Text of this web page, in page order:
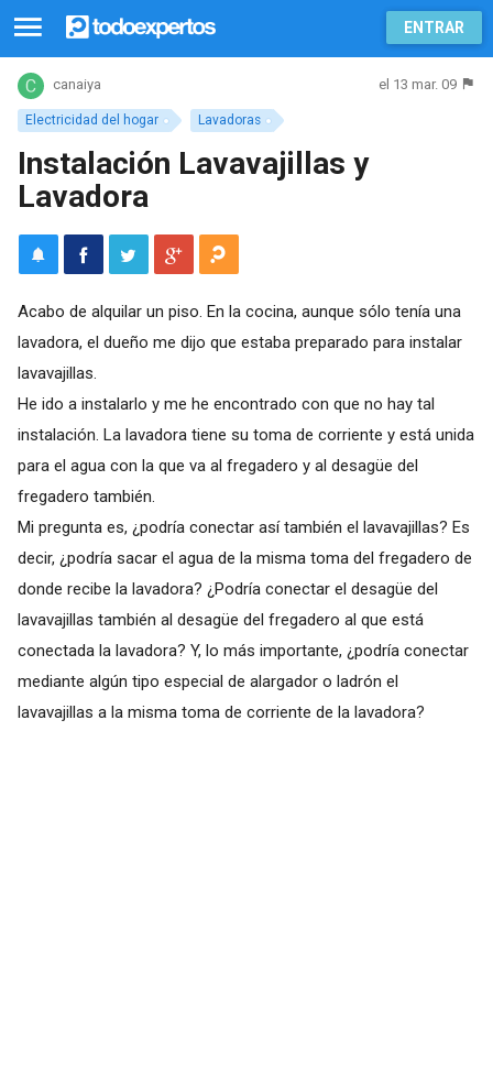
ENTRAR
Electricidad del hogar Lavadoras
canaiya el 13 mar. 09
Instalación Lavavajillas y
Lavadora
Acabo de alquilar un piso. En la cocina, aunque sólo tenía una
lavadora, el dueño me dijo que estaba preparado para instalar
lavavajillas.
He ido a instalarlo y me he encontrado con que no hay tal
instalación. La lavadora tiene su toma de corriente y está unida
para el agua con la que va al fregadero y al desagüe del
fregadero también.
Mi pregunta es, ¿podría conectar así también el lavavajillas? Es
decir, ¿podría sacar el agua de la misma toma del fregadero de
donde recibe la lavadora? ¿Podría conectar el desagüe del
lavavajillas también al desagüe del fregadero al que está
conectada la lavadora? Y, lo más importante, ¿podría conectar
mediante algún tipo especial de alargador o ladrón el
lavavajillas a la misma toma de corriente de la lavadora?